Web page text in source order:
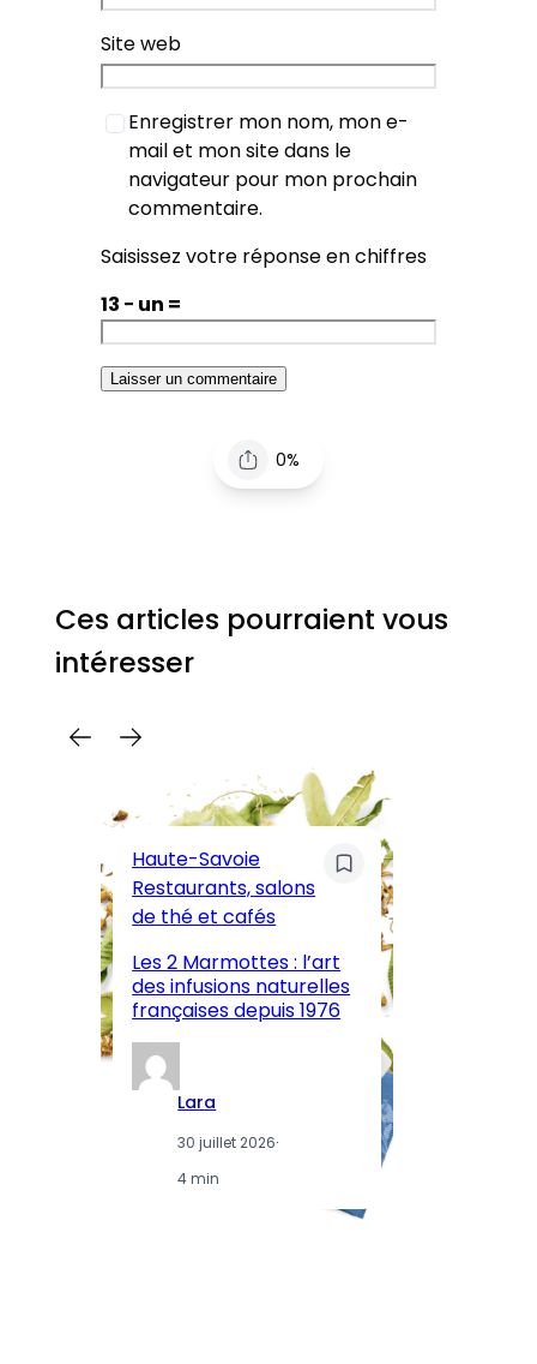
Site web
Enregistrer mon nom, mon e-
mail et mon site dans le
navigateur pour mon prochain
commentaire.
Saisissez votre réponse en chiffres
13 − un =
0%
Ces articles pourraient vous
intéresser
Haute-Savoie
Restaurants, salons
de thé et cafés
Les 2 Marmottes : l’art
des infusions naturelles
françaises depuis 1976
Lara
30 juillet 2026·
4 min